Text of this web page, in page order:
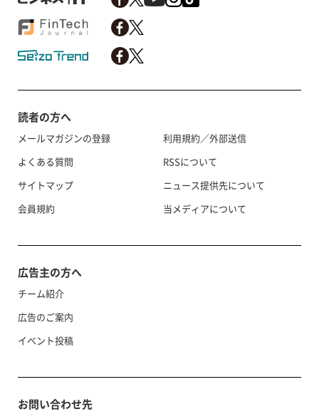
読者の方へ
メールマガジンの登録
よくある質問
サイトマップ
会員規約
利用規約／外部送信
RSSについて
ニュース提供先について
当メディアについて
広告主の方へ
チーム紹介
広告のご案内
イベント投稿
お問い合わせ先